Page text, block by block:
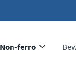
Non-ferro